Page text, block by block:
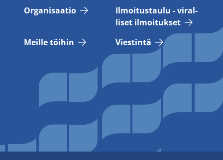
Or­ga­ni­saa­tio
Il­moi­tus­tau­lu - vi­ral­
li­set il­moi­tuk­set
Meil­le töi­hin
Vies­tin­tä